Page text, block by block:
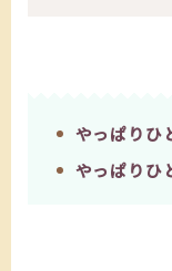
やっぱりひ
やっぱりひ